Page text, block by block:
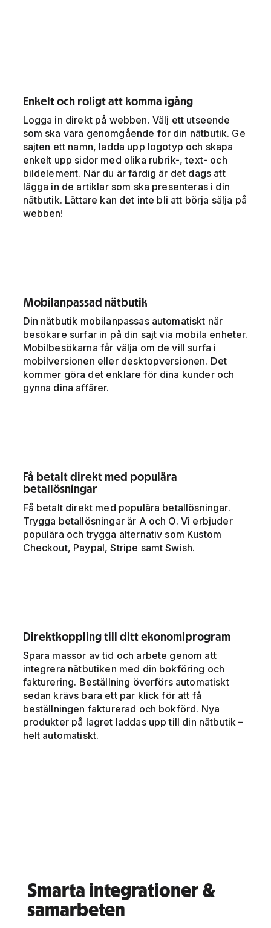
Enkelt och roligt att komma igång
Logga in direkt på webben. Välj ett utseende
som ska vara genomgående för din nätbutik. Ge
sajten ett namn, ladda upp logotyp och skapa
enkelt upp sidor med olika rubrik-, text- och
bildelement. När du är färdig är det dags att
lägga in de artiklar som ska presenteras i din
nätbutik. Lättare kan det inte bli att börja sälja på
webben!
Mobilanpassad nätbutik
Din nätbutik mobilanpassas automatiskt när
besökare surfar in på din sajt via mobila enheter.
Mobilbesökarna får välja om de vill surfa i
mobilversionen eller desktopversionen. Det
kommer göra det enklare för dina kunder och
gynna dina affärer.
Få betalt direkt med populära
betallösningar
Få betalt direkt med populära betallösningar.
Trygga betallösningar är A och O. Vi erbjuder
populära och trygga alternativ som Kustom
Checkout, Paypal, Stripe samt Swish.
Direktkoppling till ditt ekonomiprogram
Spara massor av tid och arbete genom att
integrera nätbutiken med din bokföring och
fakturering. Beställning överförs automatiskt
sedan krävs bara ett par klick för att få
beställningen fakturerad och bokförd. Nya
produkter på lagret laddas upp till din nätbutik –
helt automatiskt.
Smarta integrationer &
samarbeten